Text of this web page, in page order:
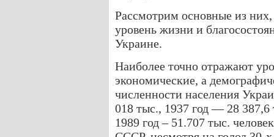
Рассмотрим основные из
уровень жизни и
Украине.
Наиболее точно отражают
экономические, а
численности населения
018 тыс., 1937 год — 28 387,6
1989 год – 51.707 тыс.